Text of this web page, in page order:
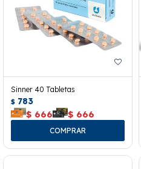
Sinner 40 Tabletas
$ 783
$ 666 $ 666